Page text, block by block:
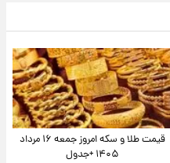
قیمت طلا و سکه امروز جمعه ۱۶ مرداد
۱۴۰۵ +جدول